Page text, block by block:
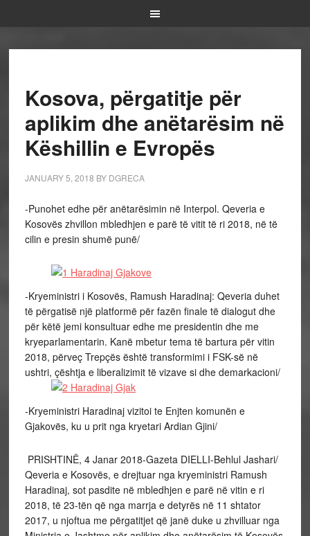
Kosova, përgatitje për
aplikim dhe anëtarësim në
Këshillin e Evropës
JANUARY 5, 2018 BY DGRECA
-Punohet edhe për anëtarësimin në Interpol. Qeveria e
Kosovës zhvillon mbledhjen e parë të vitit të ri 2018, në të
cilin e presin shumë punë/
-Kryeministri i Kosovës, Ramush Haradinaj: Qeveria duhet
të përgatisë një platformë për fazën finale të dialogut dhe
për këtë jemi konsultuar edhe me presidentin dhe me
kryeparlamentarin. Kanë mbetur tema të bartura për vitin
2018, përveç Trepçës është transformimi i FSK-së në
ushtri, çështja e liberalizimit të vizave si dhe demarkacioni/
-Kryeministri Haradinaj vizitoi te Enjten komunën e
Gjakovës, ku u prit nga kryetari Ardian Gjini/
PRISHTINË, 4 Janar 2018-Gazeta DIELLI-Behlul Jashari/
Qeveria e Kosovës, e drejtuar nga kryeministri Ramush
Haradinaj, sot pasdite në mbledhjen e parë në vitin e ri
2018, të 23-tën që nga marrja e detyrës në 11 shtator
2017, u njoftua me përgatitjet që janë duke u zhvilluar nga